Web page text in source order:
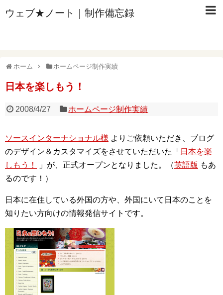
ウェブ★ノート｜制作備忘録
ホーム ホームページ制作実績
日本を楽しもう！
2008/4/27 ホームページ制作実績
ソースインターナショナル様 よりご依頼いただき、ブログ
のデザイン＆カスタマイズをさせていただいた「 日本を楽
しもう！
」が、正式オープンとなりました。（英語版 もあ
るのです！）
日本に在住している外国の方や、外国にいて日本のことを
知りたい方向けの情報発信サイトです。